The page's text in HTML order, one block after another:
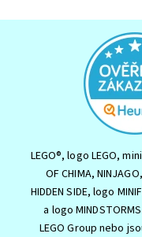
LEGO®, logo LEGO,
OF CHIMA,
HIDDEN SIDE, logo
a logo
LEGO Group nebo